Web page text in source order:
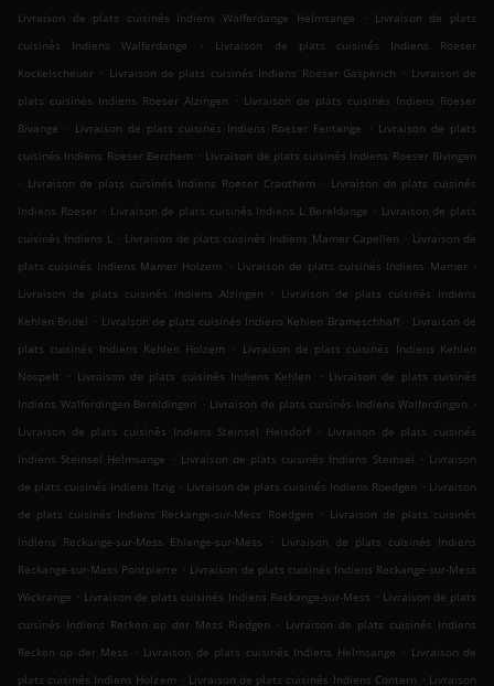
Livraison de plats cuisinés Indiens Walferdange Helmsange
.
Livraison de plats
cuisinés Indiens Walferdange
.
Livraison de plats cuisinés Indiens Roeser
Kockelscheuer . Livraison de plats cuisinés Indiens Roeser Gasperich . Livraison de
plats cuisinés Indiens Roeser Alzingen
. Livraison de plats cuisinés Indiens Roeser
Bivange
. Livraison de plats cuisinés Indiens Roeser Fentange . Livraison de plats
cuisinés Indiens Roeser Berchem . Livraison de plats cuisinés Indiens Roeser Bivingen
. Livraison de plats cuisinés Indiens Roeser Crauthem . Livraison de plats cuisinés
Indiens Roeser . Livraison de plats cuisinés Indiens L Bereldange . Livraison de plats
cuisinés Indiens L . Livraison de plats cuisinés Indiens Mamer Capellen . Livraison de
plats cuisinés Indiens Mamer Holzem
. Livraison de plats cuisinés Indiens Mamer .
Livraison de plats cuisinés Indiens Alzingen
. Livraison de plats cuisinés Indiens
Kehlen Bridel . Livraison de plats cuisinés Indiens Kehlen Brameschhaff . Livraison de
plats cuisinés Indiens Kehlen Holzem
. Livraison de plats cuisinés Indiens Kehlen
Nospelt
. Livraison de plats cuisinés Indiens Kehlen . Livraison de plats cuisinés
Indiens Walferdingen Bereldingen . Livraison de plats cuisinés Indiens Walferdingen .
Livraison de plats cuisinés Indiens Steinsel Heisdorf . Livraison de plats cuisinés
Indiens Steinsel Helmsange
. Livraison de plats cuisinés Indiens Steinsel . Livraison
de plats cuisinés Indiens Itzig . Livraison de plats cuisinés Indiens Roedgen . Livraison
de plats cuisinés Indiens Reckange-sur-Mess Roedgen
. Livraison de plats cuisinés
Indiens Reckange-sur-Mess Ehlange-sur-Mess
. Livraison de plats cuisinés Indiens
Reckange-sur-Mess Pontpierre . Livraison de plats cuisinés Indiens Reckange-sur-Mess
Wickrange . Livraison de plats cuisinés Indiens Reckange-sur-Mess . Livraison de plats
cuisinés Indiens Recken op der Mess Riedgen . Livraison de plats cuisinés Indiens
Recken op der Mess
. Livraison de plats cuisinés Indiens Helmsange . Livraison de
plats cuisinés Indiens Holzem . Livraison de plats cuisinés Indiens Contern . Livraison